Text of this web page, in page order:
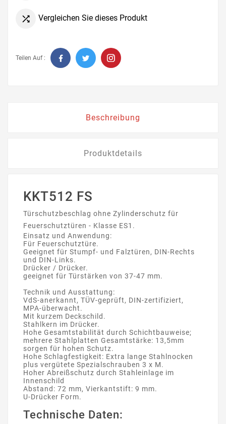
 Vergleichen Sie dieses Produkt
Teilen Auf :
Beschreibung
Produktdetails
KKT512 FS
Türschutzbeschlag ohne Zylinderschutz für
Feuerschutztüren - Klasse ES1.
Einsatz und Anwendung:
Für Feuerschutztüre.
Geeignet für Stumpf- und Falztüren, DIN-Rechts
und DIN-Links.
Drücker / Drücker.
geeignet für Türstärken von 37-47 mm.
Technik und Ausstattung:
VdS-anerkannt, TÜV-geprüft, DIN-zertifiziert,
MPA-überwacht.
Mit kurzem Deckschild.
Stahlkern im Drücker.
Hohe Gesamtstabilität durch Schichtbauweise;
mehrere Stahlplatten Gesamtstärke: 13,5mm
sorgen für hohen Schutz.
Hohe Schlagfestigkeit: Extra lange Stahlnocken
plus vergütete Spezialschrauben 3 x M.
Hoher Abreißschutz durch Stahleinlage im
Innenschild
Abstand: 72 mm, Vierkantstift: 9 mm.
U-Drücker Form.
Technische Daten: